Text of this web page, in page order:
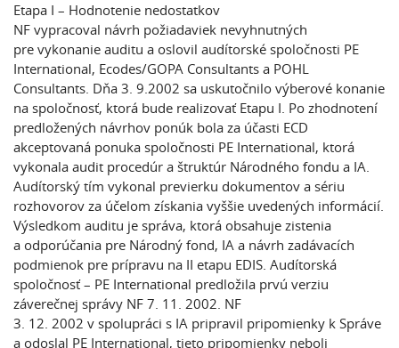
Etapa I – Hodnotenie nedostatkov
NF vypracoval návrh požiadaviek nevyhnutných
pre vykonanie auditu a oslovil audítorské spoločnosti PE
International, Ecodes/GOPA Consultants a POHL
Consultants. Dňa 3. 9.2002 sa uskutočnilo výberové konanie
na spoločnosť, ktorá bude realizovať Etapu I. Po zhodnotení
predložených návrhov ponúk bola za účasti ECD
akceptovaná ponuka spoločnosti PE International, ktorá
vykonala audit procedúr a štruktúr Národného fondu a IA.
Audítorský tím vykonal previerku dokumentov a sériu
rozhovorov za účelom získania vyššie uvedených informácií.
Výsledkom auditu je správa, ktorá obsahuje zistenia
a odporúčania pre Národný fond, IA a návrh zadávacích
podmienok pre prípravu na II etapu EDIS. Audítorská
spoločnosť – PE International predložila prvú verziu
záverečnej správy NF 7. 11. 2002. NF
3. 12. 2002 v spolupráci s IA pripravil pripomienky k Správe
a odoslal PE International, tieto pripomienky neboli